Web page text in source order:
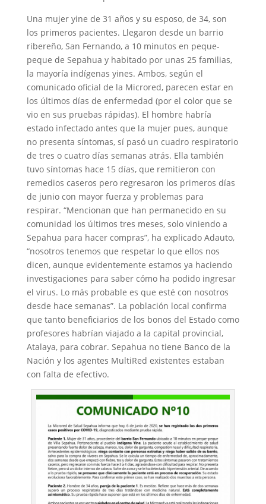
Una mujer yine de 31 años y su esposo, de 34, son
los primeros pacientes. Llegaron desde un barrio
ribereño, San Fernando, a 10 minutos en peque-
peque de Sepahua y habitado por unas 25 familias,
la mayoría indígenas yines. Ambos, según el
comunicado oficial de la Microred, parecen estar en
los últimos días de enfermedad (por el color que se
vio en sus pruebas rápidas). El hombre habría
estado infectado antes que la mujer pues, aunque
no presenta síntomas, sí pasó un cuadro respiratorio
de tres o cuatro días semanas atrás. Ella también
tuvo síntomas hace 15 días, que remitieron con
remedios caseros pero regresaron los primeros días
de junio con mayor fuerza y problemas para
respirar. “Mencionan que han permanecido en su
comunidad los últimos tres meses, solo viniendo a
Sepahua para hacer compras”, ha explicado Adauto,
“nosotros tenemos que respetar lo que ellos nos
dicen, aunque evidentemente estamos ya haciendo
investigaciones para saber cómo ha podido ingresar
el virus. Lo más probable es que esté con nosotros
desde hace semanas”. La población local confirma
que tanto beneficiarios de los bonos del Estado como
profesores habrían viajado a la capital provincial,
Atalaya, para cobrar. Sepahua no tiene Banco de la
Nación y los agentes MultiRed existentes estaban
con falta de efectivo.